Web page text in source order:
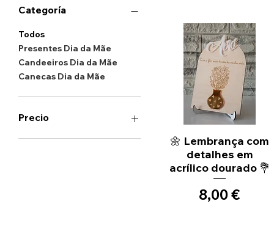
Categoría
Todos
Presentes Dia da Mãe
Candeeiros Dia da Mãe
Canecas Dia da Mãe
Precio
Vista rápida
🌼 Lembrança com
detalhes em
acrílico dourado 💐
Precio
8,00 €